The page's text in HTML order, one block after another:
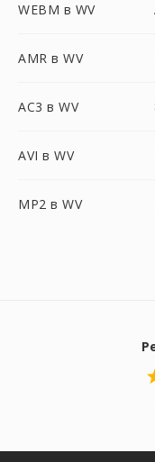
WEBM в WV
AMR в WV
AC3 в WV
AVI в WV
MP2 в WV